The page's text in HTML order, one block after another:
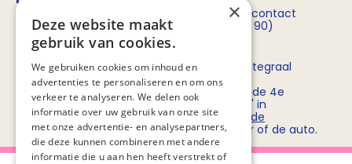
Voor persvragen over Stichting PZNL kun je contact
opnemen metRob Bruntink(06 - 55 52 72 90)
Routebeschrijving
Stichting PZNL deelt het kantoor met het Integraal
Kankercentrum Nederland (IKNL). Ons
kantoor/vergadercentrum bevindt zich op de 4e
verdieping van kantoorgebouw 'De Utrecht' in
winkelcentrum Hoog Catharijne. Bekijk
hier de
routebeschrijvingenvoor openbaar vervoer of de auto.
×
Deze website maakt
gebruik van cookies.
We gebruiken cookies om inhoud en
advertenties te personaliseren en om ons
verkeer te analyseren. We delen ook
informatie over uw gebruik van onze site
met onze advertentie- en analysepartners,
die deze kunnen combineren met andere
informatie die u aan hen heeft verstrekt of